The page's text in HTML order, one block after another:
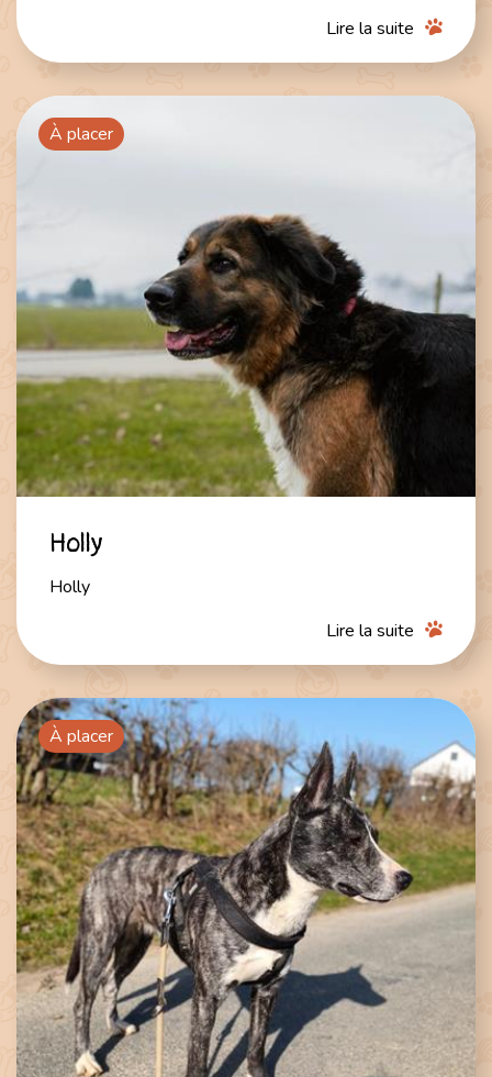
Lire la suite
À placer
Holly
Holly
Lire la suite
À placer